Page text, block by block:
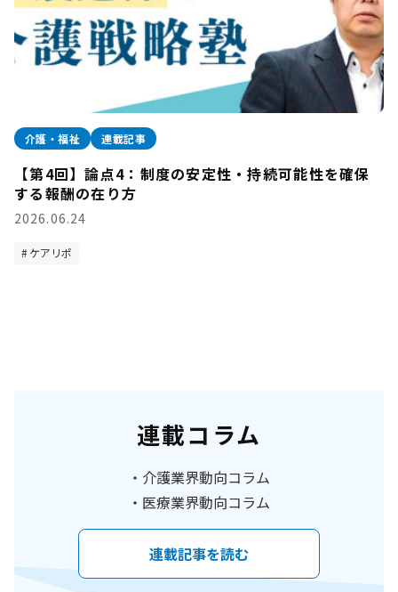
介護・福祉 連載記事
【第4回】論点4：制度の安定性・持続可能性を確保
する報酬の在り方
2026.06.24
ケアリポ
連載コラム
介護業界動向コラム
医療業界動向コラム
連載記事を読む